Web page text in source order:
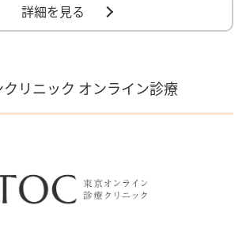
詳細を見る
リニック オンライン診療